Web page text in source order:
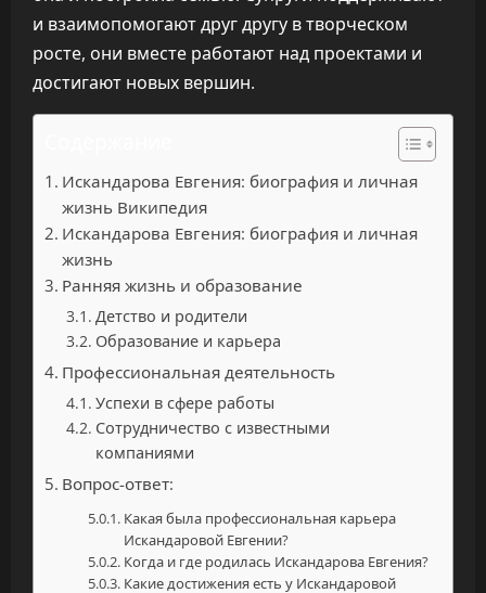
и взаимопомогают друг другу в творческом
росте, они вместе работают над проектами и
достигают новых вершин.
Искандарова Евгения: биография и личная
жизнь Википедия
Искандарова Евгения: биография и личная
жизнь
Ранняя жизнь и образование
Детство и родители
Образование и карьера
Профессиональная деятельность
Успехи в сфере работы
Сотрудничество с известными
компаниями
Вопрос-ответ:
Какая была профессиональная карьера
Искандаровой Евгении?
Когда и где родилась Искандарова Евгения?
Какие достижения есть у Искандаровой